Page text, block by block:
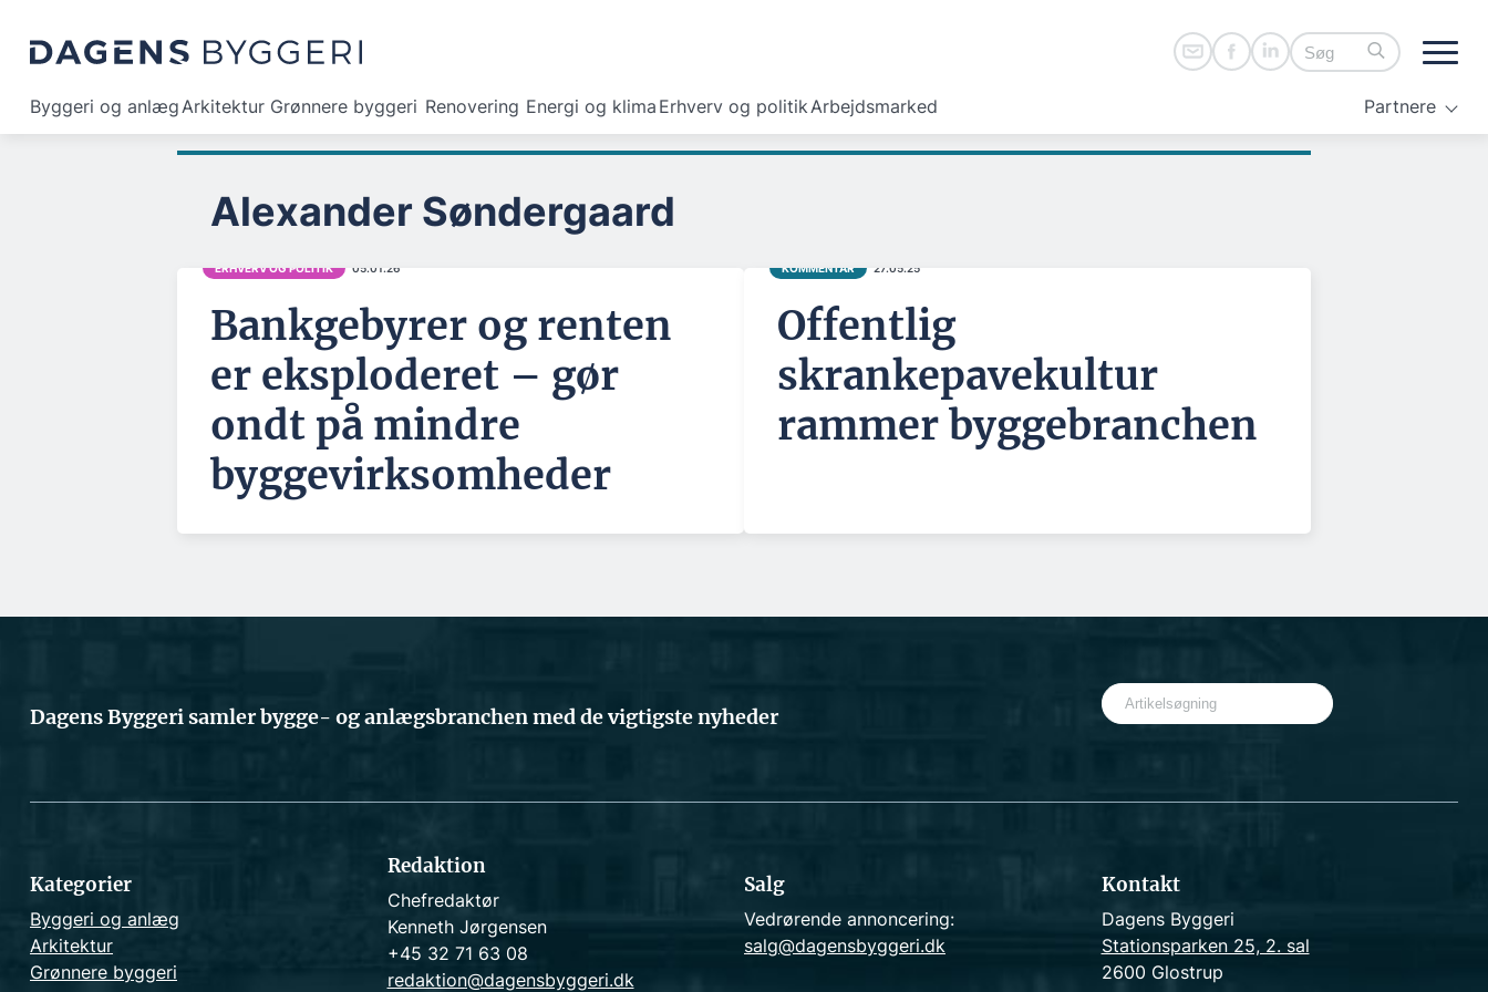
Byggeri og anlægArkitektur Grønnere byggeri Renovering Energi og klima Erhverv og politikArbejdsmarked Partnere
Alexander Søndergaard
ERHVERV OG POLITIK 05.01.26
Bankgebyrer og renten
er eksploderet – gør
ondt på mindre
byggevirksomheder
KOMMENTAR 27.05.25
Offentlig
skrankepavekultur
rammer byggebranchen
Dagens Byggeri samler bygge- og anlægsbranchen med de vigtigste nyheder
S
e
c
Kategorier
Byggeri og anlæg
Arkitektur
Grønnere byggeri
Redaktion
Chefredaktør
Kenneth Jørgensen
+45 32 71 63 08
redaktion@dagensbyggeri.dk
Salg
Vedrørende annoncering:
salg@dagensbyggeri.dk
Kontakt
Dagens Byggeri
Stationsparken 25, 2. sal
2600 Glostrup